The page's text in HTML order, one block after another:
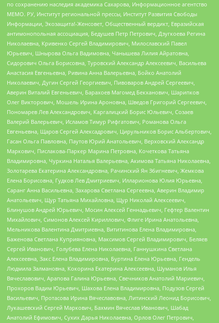
по сохранению наследия академика Сахарова, Информационное агентство
МЕМО. РУ, Институт региональной прессы, Институт Развития Свободы
Информации, Экозащита!-Женсовет, Общественный вердикт, Евразийская
антимонопольная ассоциация, Бедушев Петр Петрович, Дзугкоева Регина
Николаевна, Кривенко Сергей Владимирович, Милославский Павел
Юрьевич, Шнырова Ольга Вадимовна, Чанышева Лилия Айратовна,
Сидорович Ольга Борисовна, Туровский Александр Алексеевич, Васильева
Анастасия Евгеньевна, Ривина Анна Валерьевна, Бойко Анатолий
Николаевич, Дугин Сергей Георгиевич, Пивоваров Андрей Сергеевич,
Аверин Виталий Евгеньевич, Барахоев Магомед Бекханович, Шарипков
Олег Викторович, Мошель Ирина Ароновна, Шведов Григорий Сергеевич,
Пономарев Лев Александрович, Каргалицкий Борис Юльевич, Созаев
Валерий Валерьевич, Исламов Тимур Рифгатович, Романова Ольга
Евгеньевна, Щаров Сергей Алексадрович, Цирульников Борис Альбертович,
Гасан Ольга Павловна, Паутов Юрий Анатольевич, Верховский Александр
Маркович, Пислакова-Паркер Марина Петровна, Кочеткова Татьяна
Владимировна, Чуркина Наталья Валерьевна, Акимова Татьяна Николаевна,
Золотарева Екатерина Александровна, Рачинский Ян Збигневич, Жемкова
Елена Борисовна, Гудков Лев Дмитриевич, Илларионова Юлия Юрьевна,
Саранг Анна Васильевна, Захарова Светлана Сергеевна, Аверин Владимир
Анатольевич, Щур Татьяна Михайловна, Щур Николай Алексеевич,
Блинушов Андрей Юрьевич, Мосин Алексей Геннадьевич, Гефтер Валентин
Михайлович, Симонов Алексей Кириллович, Флиге Ирина Анатольевна,
Мельникова Валентина Дмитриевна, Вититинова Елена Владимировна,
Баженова Светлана Куприяновна, Максимов Сергей Владимирович, Беляев
Сергей Иванович, Голубева Елена Николаевна, Ганнушкина Светлана
Алексеевна, Закс Елена Владимировна, Буртина Елена Юрьевна, Гендель
Людмила Залмановна, Кокорина Екатерина Алексеевна, Шуманов Илья
Вячеславович, Арапова Галина Юрьевна, Свечников Анатолий Мариевич,
Прохоров Вадим Юрьевич, Шахова Елена Владимировна, Подузов Сергей
Васильевич, Протасова Ирина Вячеславовна, Литинский Леонид Борисович,
Лукашевский Сергей Маркович, Бахмин Вячеслав Иванович, Шабад
Анатолий Ефимович, Сухих Дарья Николаевна, Орлов Олег Петрович,